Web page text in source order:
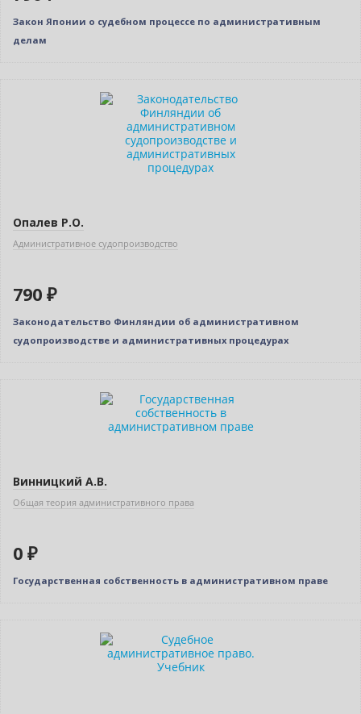
Закон Японии о судебном процессе по административным
делам
Опалев Р.О.
Административное судопроизводство
790 ₽
Законодательство Финляндии об административном
судопроизводстве и административных процедурах
Винницкий А.В.
Общая теория административного права
0 ₽
Государственная собственность в административном праве